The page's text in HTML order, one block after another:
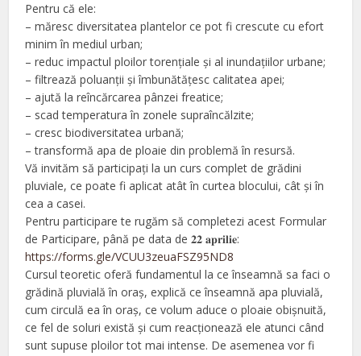
Pentru că ele:
– măresc diversitatea plantelor ce pot fi crescute cu efort
minim în mediul urban;
– reduc impactul ploilor torențiale și al inundațiilor urbane;
– filtrează poluanții și îmbunătățesc calitatea apei;
– ajută la reîncărcarea pânzei freatice;
– scad temperatura în zonele supraîncălzite;
– cresc biodiversitatea urbană;
– transformă apa de ploaie din problemă în resursă.
Vă invităm să participați la un curs complet de grădini
pluviale, ce poate fi aplicat atât în curtea blocului, cât și în
cea a casei.
Pentru participare te rugăm să completezi acest Formular
de Participare, până pe data de 𝟐𝟐 𝐚𝐩𝐫𝐢𝐥𝐢𝐞:
https://forms.gle/VCUU3zeuaFSZ95ND8
Cursul teoretic oferă fundamentul la ce înseamnă sa faci o
grădină pluvială în oraș, explică ce înseamnă apa pluvială,
cum circulă ea în oraș, ce volum aduce o ploaie obișnuită,
ce fel de soluri există și cum reacționează ele atunci când
sunt supuse ploilor tot mai intense. De asemenea vor fi